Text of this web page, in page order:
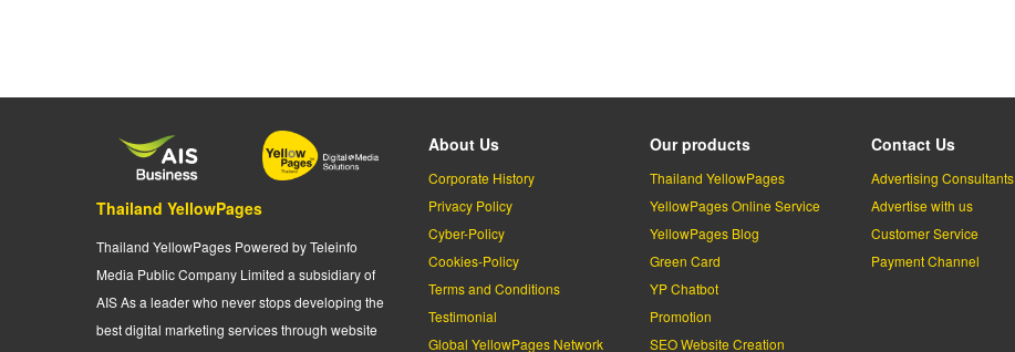
Thailand YellowPages
Thailand YellowPages Powered by Teleinfo
Media Public Company Limited a subsidiary of
AIS As a leader who never stops developing the
best digital marketing services through website
About Us
Corporate History
Privacy Policy
Cyber-Policy
Cookies-Policy
Terms and Conditions
Testimonial
Global YellowPages Network
Our products
Thailand YellowPages
YellowPages Online Service
YellowPages Blog
Green Card
YP Chatbot
Promotion
SEO Website Creation
Contact Us
Advertising Consultants
Advertise with us
Customer Service
Payment Channel